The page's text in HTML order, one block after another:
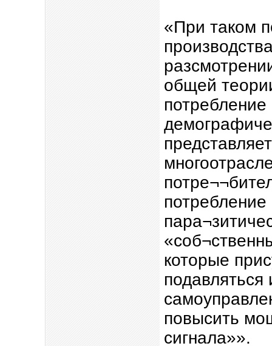
«При таком
общей
которые
подавляться
повысить
сигнала»».